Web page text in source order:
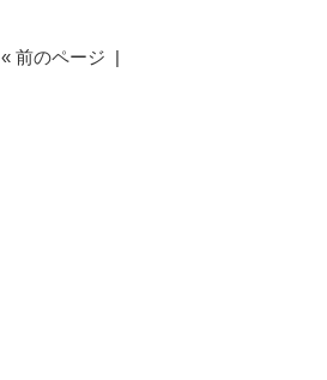
« 前のページ